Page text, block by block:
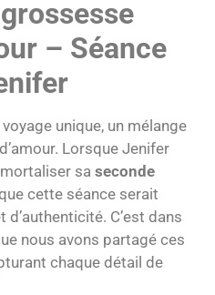
– Séance
unique, un mélange
Lorsque Jenifer
sa seconde
cette séance serait
C’est dans
nous avons partagé ces
chaque détail de